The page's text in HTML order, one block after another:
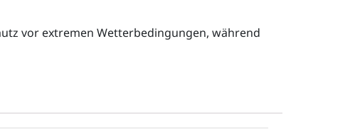
vor extremen Wetterbedingungen, während